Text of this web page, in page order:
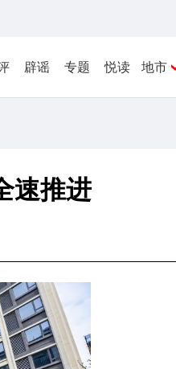
辟谣 专题 悦读 地市
速推进